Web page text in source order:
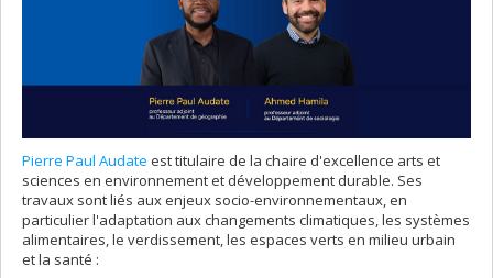
Pierre Paul Audate est titulaire de la chaire d'excellence arts et
sciences en environnement et développement durable. Ses
travaux sont liés aux enjeux socio-environnementaux, en
particulier l'adaptation aux changements climatiques, les systèmes
alimentaires, le verdissement, les espaces verts en milieu urbain
et la santé :